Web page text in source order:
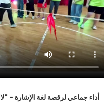
أداء جماعي لرقصة لغة الإشارة -